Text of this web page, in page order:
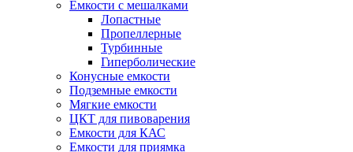
Емкости с мешалками
Лопастные
Пропеллерные
Турбинные
Гиперболические
Конусные емкости
Подземные емкости
Мягкие емкости
ЦКТ для пивоварения
Емкости для КАС
Емкости для приямка